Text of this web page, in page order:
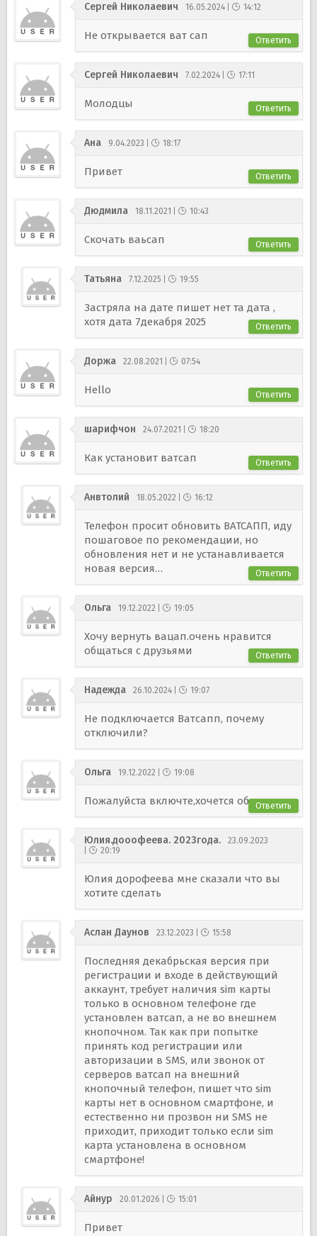
Сергей Николаевич 16.05.2024 14:12
Не открывается ват сап Ответить
Сергей Николаевич 7.02.2024 17:11
Молодцы Ответить
Ана 9.04.2023 18:17
Привет Ответить
Дюдмила 18.11.2021 10:43
Скочать ваьсап Ответить
Татьяна 7.12.2025 19:55
Застряла на дате пишет нет та дата ,
хотя дата 7декабря 2025
Ответить
Доржа 22.08.2021 07:54
Hello Ответить
шарифчон 24.07.2021 18:20
Как установит ватсап Ответить
Анвтолий 18.05.2022 16:12
Телефон просит обновить ВАТСАПП, иду
пошаговое по рекомендации, но
обновления нет и не устанавливается
новая версия…
Ответить
Ольга 19.12.2022 19:05
Хочу вернуть вацап.очень нравится
общаться с друзьями
Ответить
Надежда 26.10.2024 19:07
Не подключается Ватсапп, почему
отключили?
Ольга 19.12.2022 19:08
Пожалуйста включте,хочется общения
Ответить
Юлия.дооофеева. 2023года.
23.09.2023
20:19
Юлия дорофеева мне сказали что вы
хотите сделать
Аслан Даунов 23.12.2023 15:58
Последняя декабрьская версия при
регистрации и входе в действующий
аккаунт, требует наличия sim карты
только в основном телефоне где
установлен ватсап, а не во внешнем
кнопочном. Так как при попытке
принять код регистрации или
авторизации в SMS, или звонок от
серверов ватсап на внешний
кнопочный телефон, пишет что sim
карты нет в основном смартфоне, и
естественно ни прозвон ни SMS не
приходит, приходит только если sim
карта установлена в основном
смартфоне!
Айнур 20.01.2026 15:01
Привет